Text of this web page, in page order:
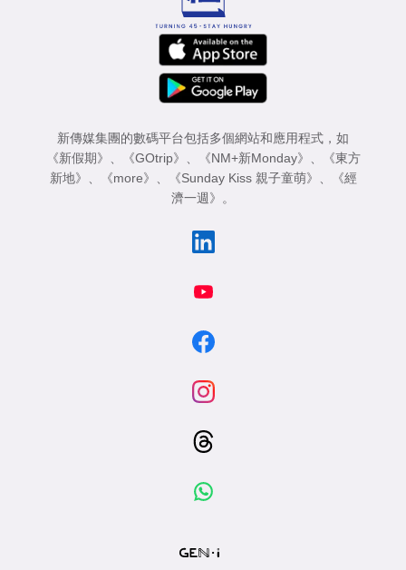
新傳媒集團的數碼平台包括多個網站和應用程式，如
《新假期》
《GOtrip》 《NM+新Monday》
《東方
新地》
《more》 《Sunday Kiss 親子童萌》
《經
濟一週》
。